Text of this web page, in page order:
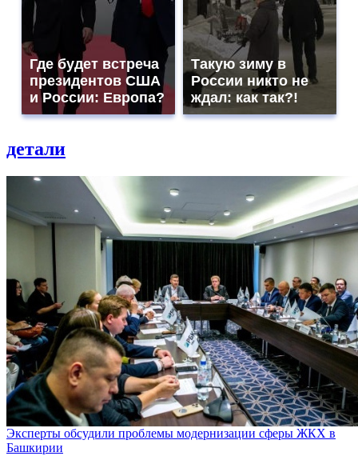
Где будет встреча
президентов США
и России: Европа?
Такую зиму в
России никто не
ждал: как так?!
детали
Эксперты обсудили проблемы модернизации сферы ЖКХ в
Башкирии